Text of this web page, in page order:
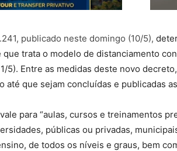
publicado neste domingo (10/5),
que trata o modelo de distanciamento
5). Entre as medidas deste novo
até que sejam concluídas e publicadas
para “aulas, cursos e treinamentos
públicas ou privadas,
de todos os níveis e graus, bem